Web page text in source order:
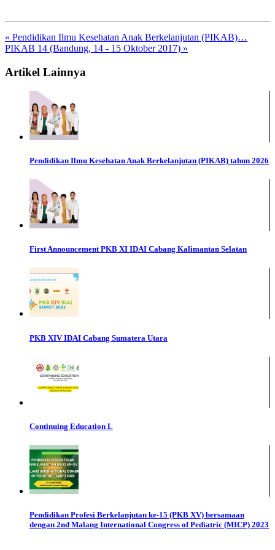
« Pendidikan Ilmu Kesehatan Anak Berkelanjutan (PIKAB)…
PIKAB 14 (Bandung, 14 - 15 Oktober 2017) »
Artikel Lainnya
Pendidikan Ilmu Kesehatan Anak Berkelanjutan (PIKAB) tahun 2026
First Announcement PKB XI IDAI Cabang Kalimantan Selatan
PKB XIV IDAI Cabang Sumatera Utara
Continuing Education L
Pendidikan Profesi Berkelanjutan ke-15 (PKB XV) bersamaan
dengan 2nd Malang International Congress of Pediatric (MICP) 2023